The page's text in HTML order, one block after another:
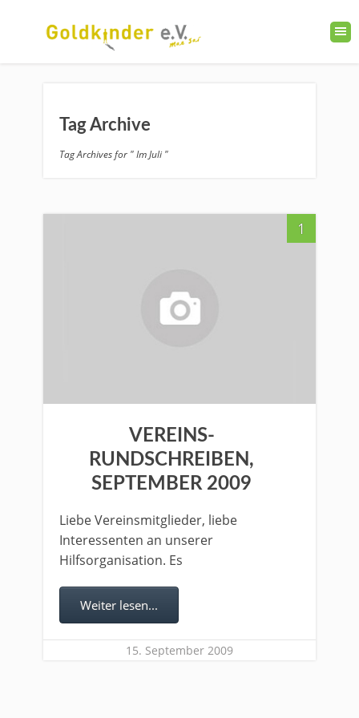
Tag Archive
Tag Archives for " Im Juli "
1
VEREINS-
RUNDSCHREIBEN,
SEPTEMBER 2009
Liebe Vereinsmitglieder, liebe
Interessenten an unserer
Hilfsorganisation. Es
Weiter lesen...
15. September 2009